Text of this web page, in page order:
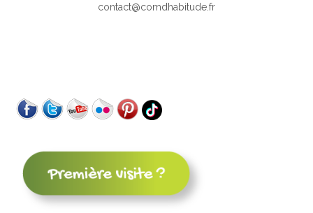
contact@comdhabitude.fr